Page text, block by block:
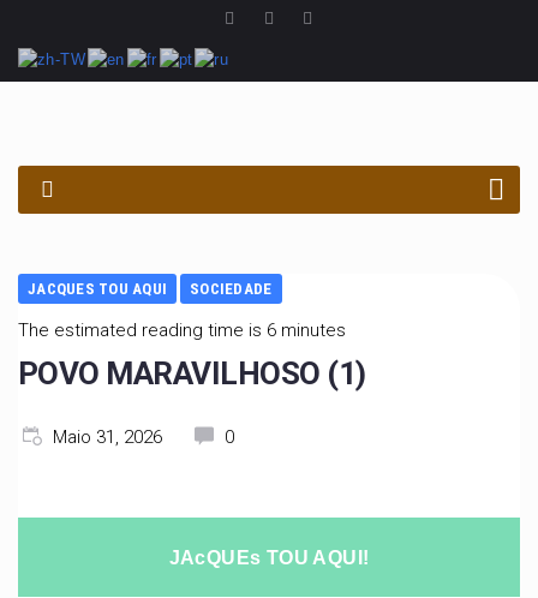
JACQUES TOU AQUI SOCIEDADE
The estimated reading time is 6 minutes
POVO MARAVILHOSO (1)
Maio 31, 2026 0
JAcQUEs TOU AQUI!
PROCURAR